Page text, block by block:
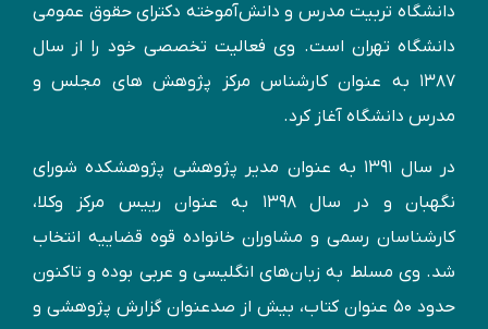
دانشگاه تربیت مدرس و دانش‌آموخته دكترای حقوق عمومی
دانشگاه تهران است. وی فعالیت تخصصی خود را از سال
۱۳۸۷ به عنوان کارشناس مركز پژوهش های مجلس و
مدرس دانشگاه آغاز کرد.
در سال ۱۳۹۱ به عنوان مدير پژوهشی پژوهشكده شورای
نگهبان و در سال ۱۳۹۸ به عنوان رییس مرکز وکلا،
کارشناسان رسمی و مشاوران خانواده قوه قضاییه انتخاب
شد. وی مسلط به زبان‌های انگليسی و عربی بوده و تاكنون
حدود ۵۰ عنوان كتاب، بیش از صدعنوان گزارش پژوهشی و